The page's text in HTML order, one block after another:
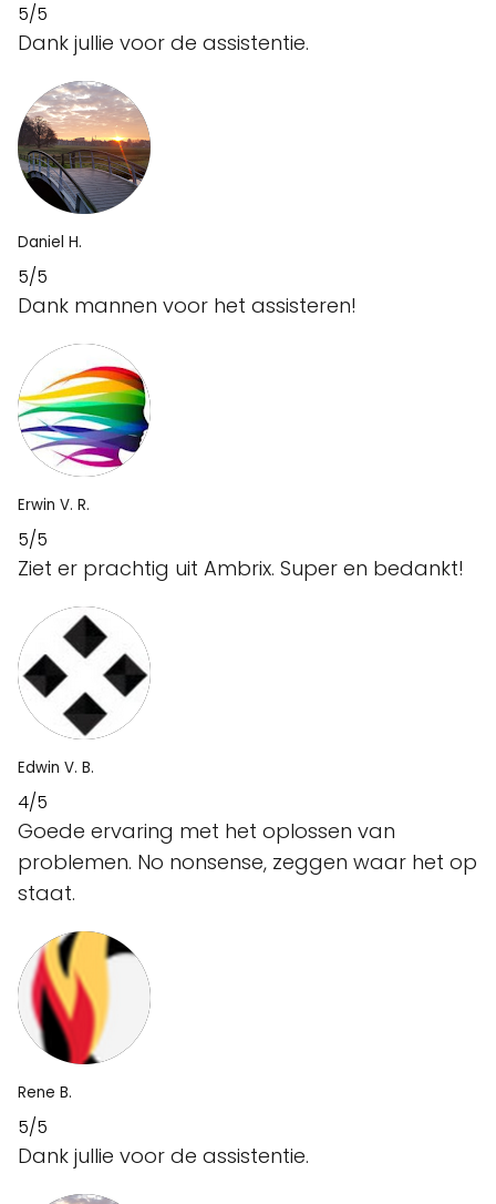
5/5
Dank jullie voor de assistentie.
Daniel H.
5/5
Dank mannen voor het assisteren!
Erwin V. R.
5/5
Ziet er prachtig uit Ambrix. Super en bedankt!
Edwin V. B.
4/5
Goede ervaring met het oplossen van
problemen. No nonsense, zeggen waar het op
staat.
Rene B.
5/5
Dank jullie voor de assistentie.